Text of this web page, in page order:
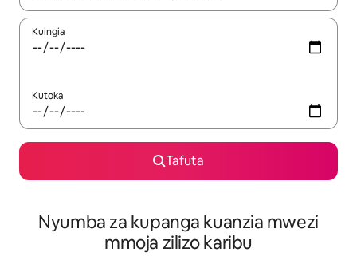
Kuingia
Kutoka
Tafuta
Nyumba za kupanga kuanzia mwezi
mmoja zilizo karibu